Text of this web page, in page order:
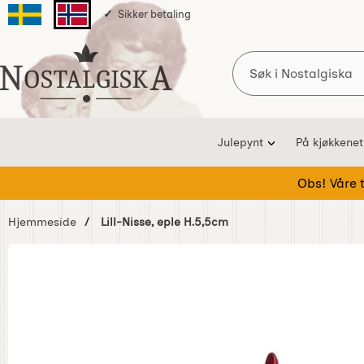
Svenska sidanNorska sidan
Sikker betaling
Startsiden for Nostalgiska
Søk
Julepynt På kjøkkenet
Obs! Våre
Hjemmeside Lill-Nisse, eple H.5,5cm